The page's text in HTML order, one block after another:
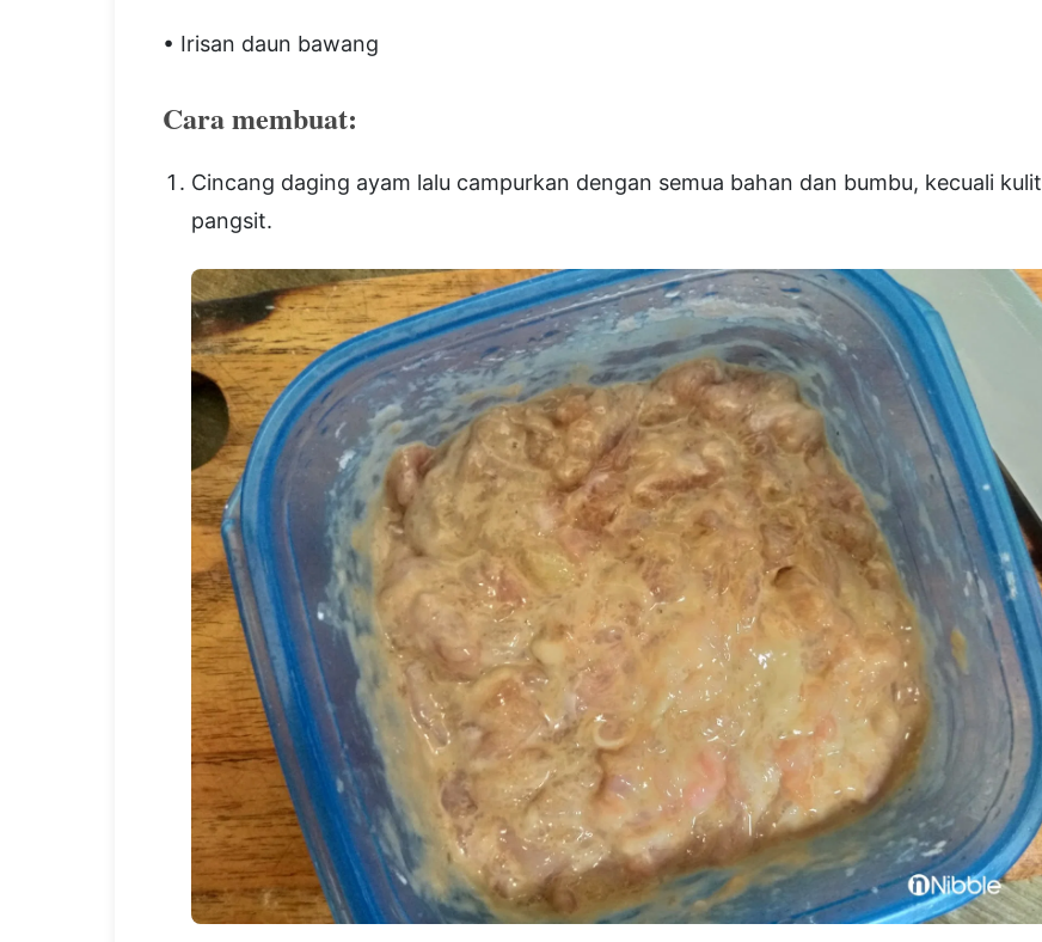
• Irisan daun bawang
Cara membuat:
Cincang daging ayam lalu campurkan dengan semua bahan dan bumbu, kecuali kulit
pangsit.